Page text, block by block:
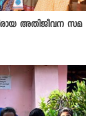
അതിജീവന സമ